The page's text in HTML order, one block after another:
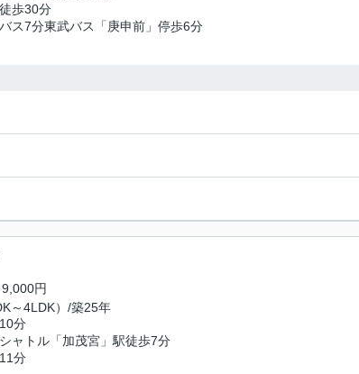
歩30分
ス7分東武バス「庚申前」停歩6分
円
～4LDK）/築25年
分
ャトル「加茂宮」駅徒歩7分
分